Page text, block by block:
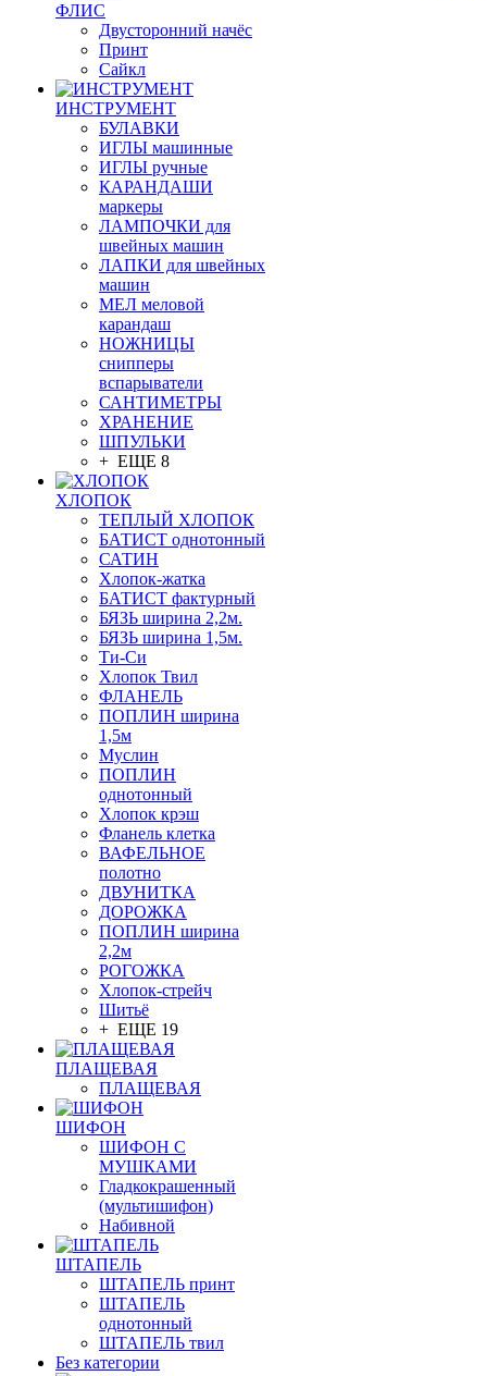
ФЛИС
Двусторонний начёс
Принт
Сайкл
ИНСТРУМЕНТ
БУЛАВКИ
ИГЛЫ машинные
ИГЛЫ ручные
КАРАНДАШИ
маркеры
ЛАМПОЧКИ для
швейных машин
ЛАПКИ для швейных
машин
МЕЛ меловой
карандаш
НОЖНИЦЫ
снипперы
вспарыватели
САНТИМЕТРЫ
ХРАНЕНИЕ
ШПУЛЬКИ
+ ЕЩЕ 8
ХЛОПОК
ТЕПЛЫЙ ХЛОПОК
БАТИСТ однотонный
САТИН
Хлопок-жатка
БАТИСТ фактурный
БЯЗЬ ширина 2,2м.
БЯЗЬ ширина 1,5м.
Ти-Си
Хлопок Твил
ФЛАНЕЛЬ
ПОПЛИН ширина
1,5м
Муслин
ПОПЛИН
однотонный
Хлопок крэш
Фланель клетка
ВАФЕЛЬНОЕ
полотно
ДВУНИТКА
ДОРОЖКА
ПОПЛИН ширина
2,2м
РОГОЖКА
Хлопок-стрейч
Шитьё
+ ЕЩЕ 19
ПЛАЩЕВАЯ
ПЛАЩЕВАЯ
ШИФОН
ШИФОН С
МУШКАМИ
Гладкокрашенный
(мультишифон)
Набивной
ШТАПЕЛЬ
ШТАПЕЛЬ принт
ШТАПЕЛЬ
однотонный
ШТАПЕЛЬ твил
Без категории